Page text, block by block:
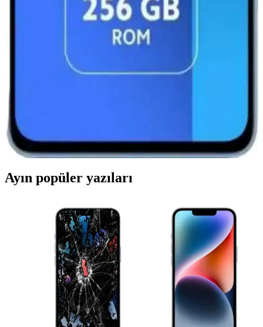
Redmi 12 Pro Teknik Özellikleri ve Piyasa Konumu
Hakkında Güncel Bilgiler
Redmi 12 Pro'nun tasarımı, ekranı, performansı ve kamera
özellikleri hakkında genel bilgiler ve beklentiler. Güncel detaylar
için resmi kaynaklar takip edilmeli.
Model Size Uygun ve Hangi Özellikler Öne Çıkıyor?
Redmi 13 ve Redmi 14 modellerinin tasarım, performans ve kamera
özellikleri karşılaştırmasıyla, bütçenize ve kullanım alışkanlıklarınıza
en uygun akıllı telefonu seçin.
Ayın popüler yazıları